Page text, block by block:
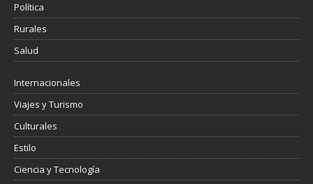
Política
Rurales
Salud
Internacionales
Viajes y Turismo
Culturales
Estilo
Ciencia y Tecnología